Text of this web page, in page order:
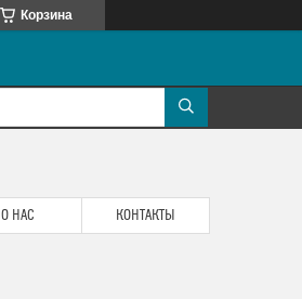
Корзина
О НАС КОНТАКТЫ